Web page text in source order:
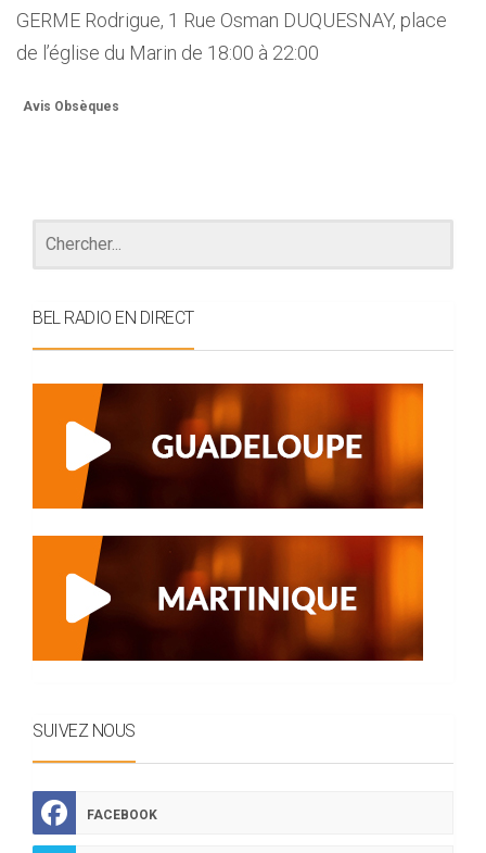
GERME Rodrigue, 1 Rue Osman DUQUESNAY, place
de l’église du Marin de 18:00 à 22:00
Avis Obsèques
BEL RADIO EN DIRECT
SUIVEZ NOUS
FACEBOOK